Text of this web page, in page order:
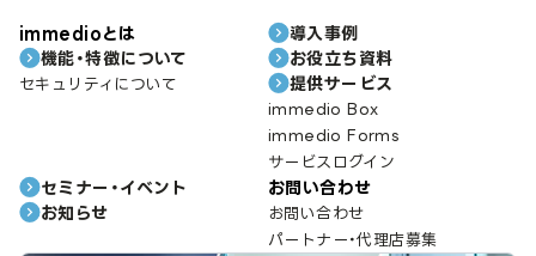
immedioとは
機能・特徴について
セキュリティについて
導入事例
お役立ち資料
提供サービス
immedio Box
immedio Forms
サービスログイン
セミナー・イベント
お知らせ
お問い合わせ
お問い合わせ
パートナー・代理店募集